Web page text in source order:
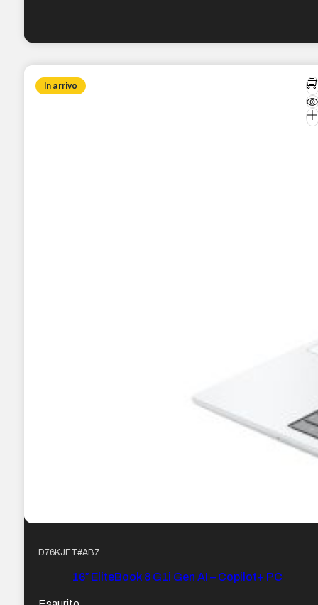
In arrivo
D76KJET#ABZ
16″ EliteBook 8 G1i Gen AI – Copilot+ PC